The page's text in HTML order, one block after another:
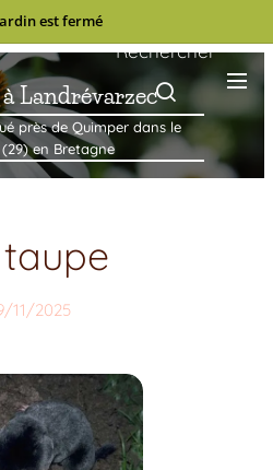
est fermé
Landrévarzec
près de Quimper dans le
en Bretagne
Rechercher
11/2025